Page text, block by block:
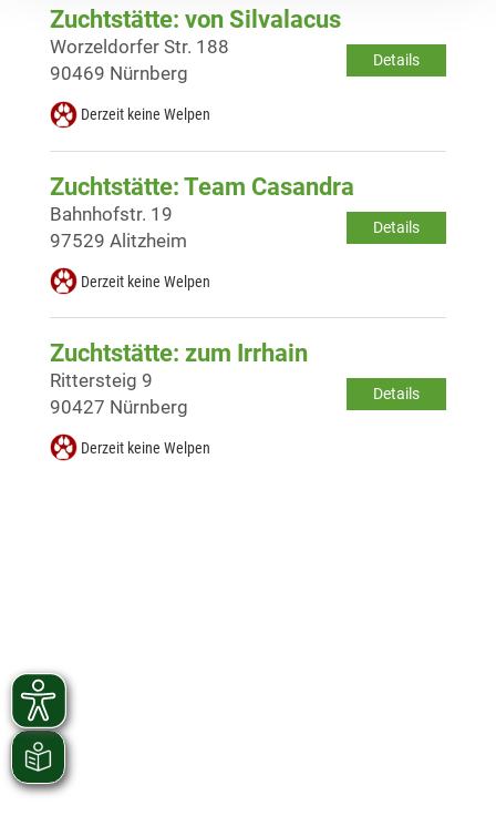
Zuchtstätte: von Silvalacus
Details
Worzeldorfer Str. 188
90469 Nürnberg
Derzeit keine Welpen
Zuchtstätte: Team Casandra
Details
Bahnhofstr. 19
97529 Alitzheim
Derzeit keine Welpen
Zuchtstätte: zum Irrhain
Details
Rittersteig 9
90427 Nürnberg
Derzeit keine Welpen